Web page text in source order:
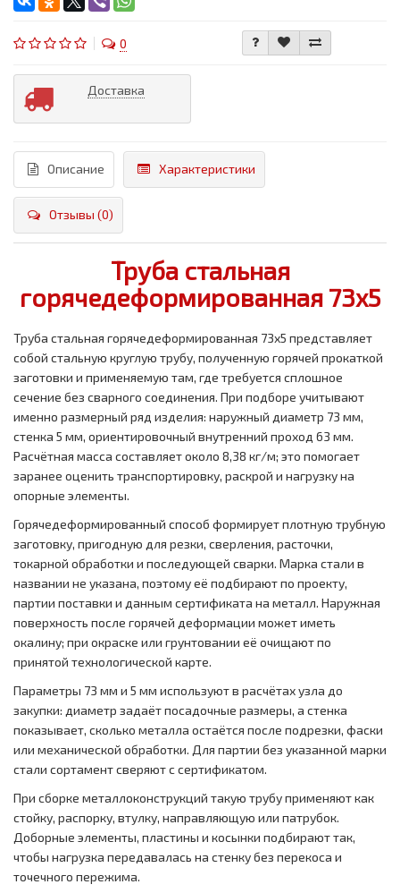
0
Доставка
Описание Характеристики
Отзывы (0)
Труба стальная
горячедеформированная 73x5
Труба стальная горячедеформированная 73x5 представляет
собой стальную круглую трубу, полученную горячей прокаткой
заготовки и применяемую там, где требуется сплошное
сечение без сварного соединения. При подборе учитывают
именно размерный ряд изделия: наружный диаметр 73 мм,
стенка 5 мм, ориентировочный внутренний проход 63 мм.
Расчётная масса составляет около 8,38 кг/м; это помогает
заранее оценить транспортировку, раскрой и нагрузку на
опорные элементы.
Горячедеформированный способ формирует плотную трубную
заготовку, пригодную для резки, сверления, расточки,
токарной обработки и последующей сварки. Марка стали в
названии не указана, поэтому её подбирают по проекту,
партии поставки и данным сертификата на металл. Наружная
поверхность после горячей деформации может иметь
окалину; при окраске или грунтовании её очищают по
принятой технологической карте.
Параметры 73 мм и 5 мм используют в расчётах узла до
закупки: диаметр задаёт посадочные размеры, а стенка
показывает, сколько металла остаётся после подрезки, фаски
или механической обработки. Для партии без указанной марки
стали сортамент сверяют с сертификатом.
При сборке металлоконструкций такую трубу применяют как
стойку, распорку, втулку, направляющую или патрубок.
Доборные элементы, пластины и косынки подбирают так,
чтобы нагрузка передавалась на стенку без перекоса и
точечного пережима.